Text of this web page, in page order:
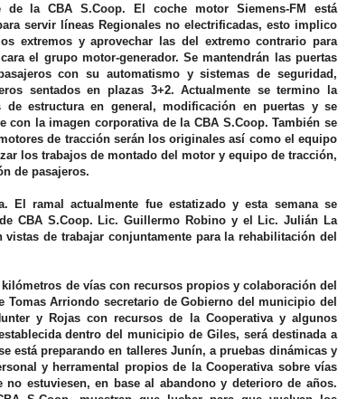
la CBA S.Coop. El coche motor Siemens-FM está
servir líneas Regionales no electrificadas, esto implico
extremos y aprovechar las del extremo contrario para
el grupo motor-generador. Se mantendrán las puertas
con su automatismo y sistemas de seguridad,
sentados en plazas 3+2. Actualmente se termino la
estructura en general, modificación en puertas y se
con la imagen corporativa de la CBA S.Coop. También se
de tracción serán los originales así como el equipo
los trabajos de montado del motor y equipo de tracción,
de pasajeros.
El ramal actualmente fue estatizado y esta semana se
CBA S.Coop. Lic. Guillermo Robino y el Lic. Julián La
de trabajar conjuntamente para la rehabilitación del
de vías con recursos propios y colaboración del
Tomas Arriondo secretario de Gobierno del municipio del
y Rojas con recursos de la Cooperativa y algunos
dentro del municipio de Giles, será destinada a
está preparando en talleres Junín, a pruebas dinámicas y
y herramental propios de la Cooperativa sobre vías
no estuviesen, en base al abandono y deterioro de años.